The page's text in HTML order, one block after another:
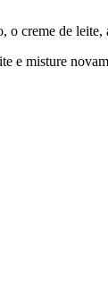
o creme de
e misture